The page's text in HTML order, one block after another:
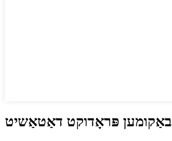
באַקומען פּראָדוקט דאַטאַשיט